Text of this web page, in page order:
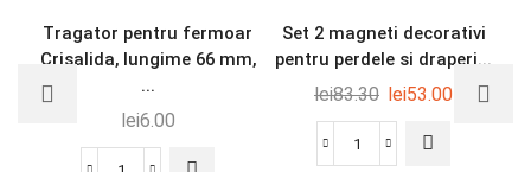
Tragator pentru fermoar
Crisalida, lungime 66 mm,
...
lei6.00
Set 2 magneti decorativi
pentru perdele si draperi...
lei83.30 lei53.00